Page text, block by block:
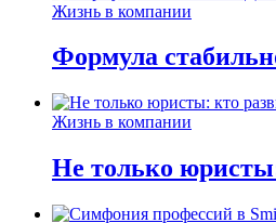
Жизнь в компании
Формула
Жизнь в компании
Не только